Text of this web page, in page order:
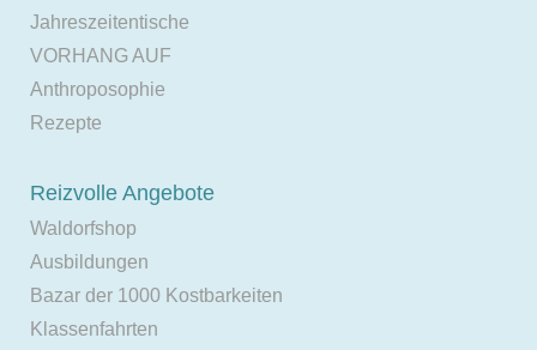
Jahreszeitentische
VORHANG AUF
Anthroposophie
Rezepte
Reizvolle Angebote
Waldorfshop
Ausbildungen
Bazar der 1000 Kostbarkeiten
Klassenfahrten